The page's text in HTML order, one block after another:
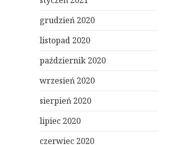
grudzień 2020
listopad 2020
październik 2020
wrzesień 2020
sierpień 2020
lipiec 2020
czerwiec 2020